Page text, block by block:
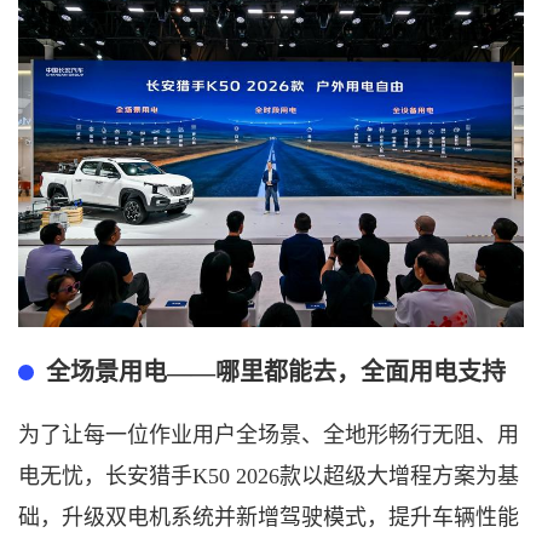
全场景用电——哪里都能去，全面用电支持
为了让每一位作业用户全场景、 全地形畅行无阻、 用
电无忧 ， 长安猎手K50 2026款以超级大增程方案为基
础，升级双电机系统并新增驾驶模式，提升车辆性能